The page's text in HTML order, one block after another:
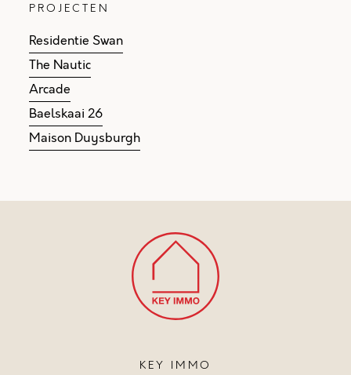
PROJECTEN
Residentie Swan
The Nautic
Arcade
Baelskaai 26
Maison Duysburgh
KEY IMMO